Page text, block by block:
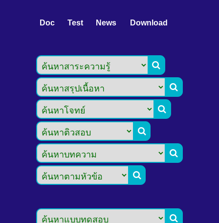
Doc Test News Download






